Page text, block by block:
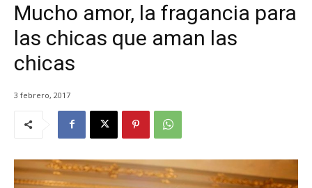
Mucho amor, la fragancia para
las chicas que aman las
chicas
3 febrero, 2017